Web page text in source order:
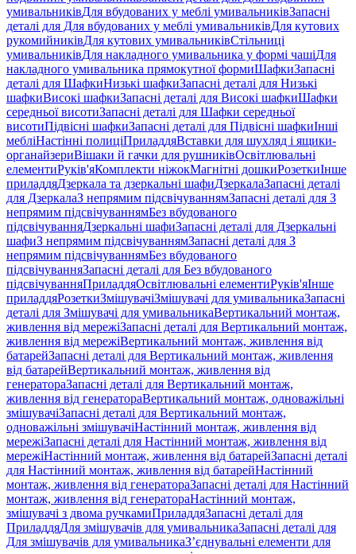
умивальниківДля вбудованих у меблі умивальниківЗапасні
деталі для Для вбудованих у меблі умивальниківДля кутових
рукомийниківДля кутових умивальниківСтільниці
умивальниківДля накладного умивальника у формі чашіДля
накладного умивальника прямокутної формиШафкиЗапасні
деталі для ШафкиНизькі шафкиЗапасні деталі для Низькі
шафкиВисокі шафкиЗапасні деталі для Високі шафкиШафки
середньої висотиЗапасні деталі для Шафки середньої
висотиПідвісні шафкиЗапасні деталі для Підвісні шафкиІнші
мебліНастінні полиціПриладдяВставки для шухляд і ящики-
органайзериВішаки й гачки для рушниківОсвітлювальні
елементиРуків'яКомплекти ніжокМагнітні дошкиРозеткиІнше
приладдяДзеркала та дзеркальні шафиДзеркалаЗапасні деталі
для ДзеркалаЗ непрямим підсвічуваннямЗапасні деталі для З
непрямим підсвічуваннямБез вбудованого
підсвічуванняДзеркальні шафиЗапасні деталі для Дзеркальні
шафиЗ непрямим підсвічуваннямЗапасні деталі для З
непрямим підсвічуваннямБез вбудованого
підсвічуванняЗапасні деталі для Без вбудованого
підсвічуванняПриладдяОсвітлювальні елементиРуків'яІнше
приладдяРозеткиЗмішувачіЗмішувачі для умивальникаЗапасні
деталі для Змішувачі для умивальникаВертикальний монтаж,
живлення від мережіЗапасні деталі для Вертикальний монтаж,
живлення від мережіВертикальний монтаж, живлення від
батарейЗапасні деталі для Вертикальний монтаж, живлення
від батарейВертикальний монтаж, живлення від
генератораЗапасні деталі для Вертикальний монтаж,
живлення від генератораВертикальний монтаж, одноважільні
змішувачіЗапасні деталі для Вертикальний монтаж,
одноважільні змішувачіНастінний монтаж, живлення від
мережіЗапасні деталі для Настінний монтаж, живлення від
мережіНастінний монтаж, живлення від батарейЗапасні деталі
для Настінний монтаж, живлення від батарейНастінний
монтаж, живлення від генератораЗапасні деталі для Настінний
монтаж, живлення від генератораНастінний монтаж,
змішувачі з двома ручкамиПриладдяЗапасні деталі для
ПриладдяДля змішувачів для умивальникаЗапасні деталі для
Для змішувачів для умивальникаЗ’єднувальні елементи для